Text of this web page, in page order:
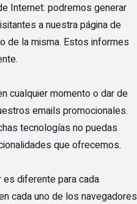
Internet: podremos generar
a nuestra página de
de la misma. Estos informes
cualquier momento o dar de
emails promocionales.
tecnologías no puedas
que ofrecemos.
diferente para cada
cada uno de los navegadores